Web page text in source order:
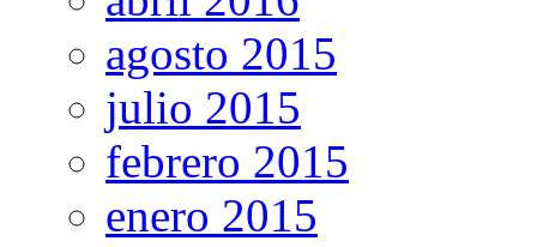
agosto 2015
julio 2015
febrero 2015
enero 2015